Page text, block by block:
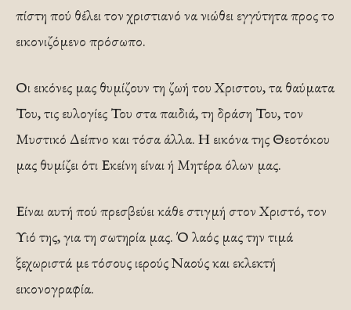
πίστη πού θέλει τον χριστιανό να νιώθει εγγύτητα προς το
ει­κονιζόμενο πρόσωπο.
Οι εικόνες μας θυμίζουν τη ζωή του Χριστου, τα θαύματα
Του, τις ευλογίες Του στα παιδιά, τη δράση Του, τον
Μυστικό Δείπνο και τόσα άλλα. Η εικόνα της Θεοτόκου
μας θυμίζει ότι Εκείνη εί­ναι ή Μητέρα όλων μας.
Είναι αυτή πού πρεσβεύει κάθε στιγμή στον Χριστό, τον
Υιό της, για τη σωτηρία μας. Ό λαός μας την τιμά
ξεχωριστά με τόσους ιερούς Ναούς και εκλεκτή
εικονογραφία.